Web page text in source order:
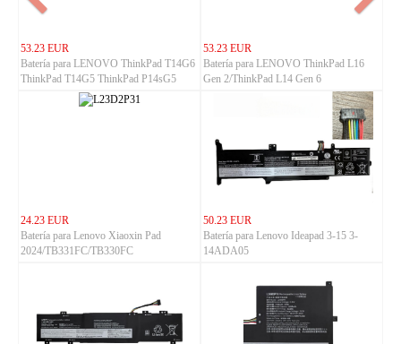
53.23 EUR
Batería para LENOVO ThinkPad T14G6
ThinkPad T14G5 ThinkPad P14sG5
ThinkPad P14sG6
53.23 EUR
Batería para LENOVO ThinkPad L16
Gen 2/ThinkPad L14 Gen 6
24.23 EUR
Batería para Lenovo Xiaoxin Pad
2024/TB331FC/TB330FC
50.23 EUR
Batería para Lenovo Ideapad 3-15 3-
14ADA05